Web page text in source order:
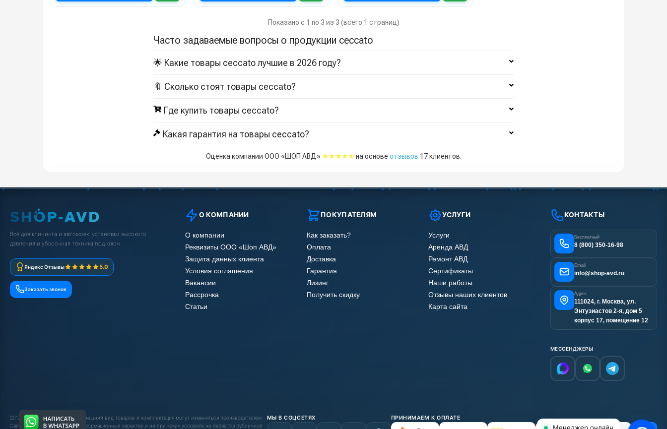
Показано с 1 по 3 из 3 (всего 1 страниц)
Часто задаваемые вопросы о продукции ceccato
🌟 Какие товары ceccato лучшие в 2026 году?
🔖 Сколько стоят товары ceccato?
Где купить товары ceccato?
Какая гарантия на товары ceccato?
Оценка компании ООО «ШОП АВД» ★★★★★ на основе отзывов 17клиентов.
Всё для клининга и автомоек: установки высокого
давления и уборочная техника под ключ.
Яндекс Отзывы 5.0
Заказать звонок
О КОМПАНИИ
О компании
Реквизиты ООО «Шоп АВД»
Защита данных клиента
Условия соглашения
Вакансии
Рассрочка
Статьи
ПОКУПАТЕЛЯМ
Как заказать?
Оплата
Доставка
Гарантия
Лизинг
Получить скидку
УСЛУГИ
Услуги
Аренда АВД
Ремонт АВД
Сертификаты
Наши работы
Отзывы наших клиентов
Карта сайта
КОНТАКТЫ
Бесплатный
8 (800) 350-16-98
Email
info@shop-avd.ru
Адрес
111024, г. Москва, ул.
Энтузиастов 2-я, дом 5
корпус 17, помещение 12
МЕССЕНДЖЕРЫ
2017-2025 © ООО "ШОП АВД". Внешний вид товаров и комплектация могут изменяться производителем.
Сайт носит исключительно информационный характер и ни при каких условиях не является публичной
МЫ В СОЦСЕТЯХ ПРИНИМАЕМ К ОПЛАТЕ